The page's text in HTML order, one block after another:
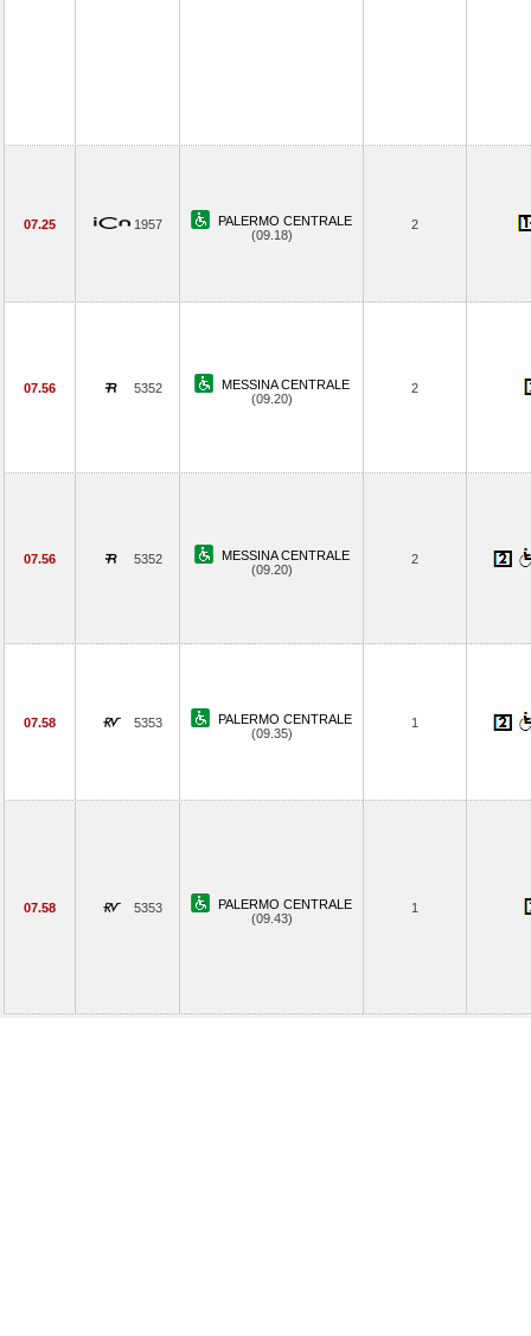
07.25 1957
PALERMO CENTRALE
(09.18)
2
07.56 5352
MESSINA CENTRALE
(09.20)
2
07.56 5352
MESSINA CENTRALE
(09.20)
2
07.58 5353
PALERMO CENTRALE
(09.35)
1
07.58 5353
PALERMO CENTRALE
(09.43)
1